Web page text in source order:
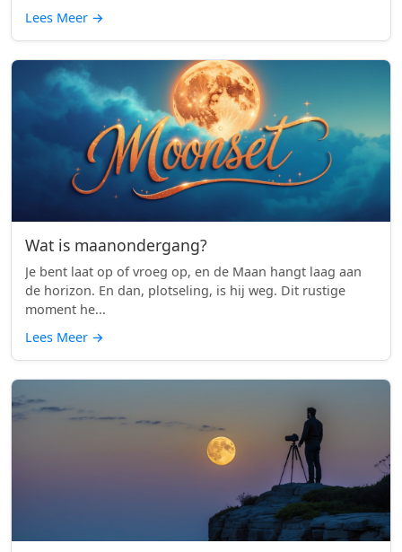
Lees Meer →
Wat is maanondergang?
Je bent laat op of vroeg op, en de Maan hangt laag aan
de horizon. En dan, plotseling, is hij weg. Dit rustige
moment he...
Lees Meer →